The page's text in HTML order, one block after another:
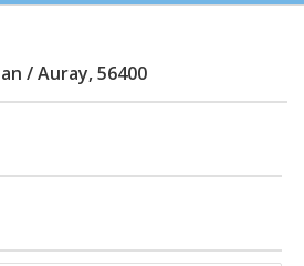
/ Auray, 56400